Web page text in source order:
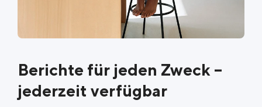
Berichte für jeden Zweck –
jederzeit verfügbar